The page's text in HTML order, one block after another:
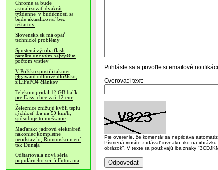
Chrome sa bude
aktualizovať dvakrát
týždenne, v budúcnosti sa
bude aktualizovať bez
reštartov
Slovensko.sk má opäť
technické problémy
Spustená výroba flash
pamäte s novým najvyšším
počtom vrstiev
V Poľsku spustili takmer
gigawatthodinové úložisko,
z LiFePO4 článkov
Telekom pridal 12 GB balík
pre Easy, chce zaň 12 eur
Železnice znižujú kvôli teplu
rýchlosť iba na 50 km/h,
spôsobuje to meškanie
Maďarsko jadrovú elektráreň
nakoniec kompletne
neodstavilo, Rumunsko mení
tok Dunaja
Odštartovala nová séria
populárneho sci-fi Futurama
Prihláste sa a povoľte si emailové
Overovací text:
Pre overenie, že komentár sa nepridáva
Písmená musíte zadávať rovnako ako na
obrázok". V texte sa používajú iba znaky